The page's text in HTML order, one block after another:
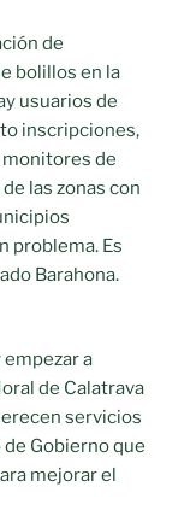
de
bolillos en la
usuarios de
inscripciones,
de
las zonas con
problema. Es
Barahona.
empezar a
de Calatrava
servicios
Gobierno que
mejorar el